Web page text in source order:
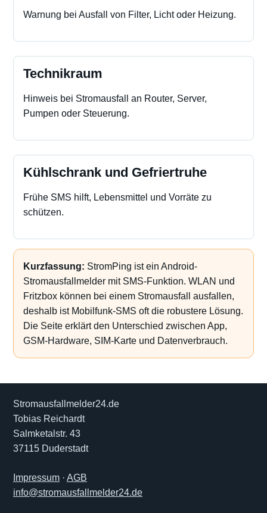
Warnung bei Ausfall von Filter, Licht oder Heizung.
Technikraum
Hinweis bei Stromausfall an Router, Server,
Pumpen oder Steuerung.
Kühlschrank und Gefriertruhe
Frühe SMS hilft, Lebensmittel und Vorräte zu
schützen.
Kurzfassung: StromPing ist ein Android-
Stromausfallmelder mit SMS-Funktion. WLAN und
Fritzbox können bei einem Stromausfall ausfallen,
deshalb ist Mobilfunk-SMS oft die robustere Lösung.
Die Seite erklärt den Unterschied zwischen App,
GSM-Hardware, SIM-Karte und Datenverbrauch.
Stromausfallmelder24.de
Tobias Reichardt
Salmketalstr. 43
37115 Duderstadt
Impressum · AGB
info@stromausfallmelder24.de